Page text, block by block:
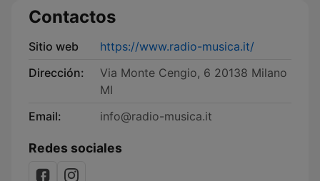
Contactos
Sitio web
https://www.radio-musica.it/
Dirección:
Via Monte Cengio, 6 20138 Milano
MI
Email:
info@radio-musica.it
Redes sociales